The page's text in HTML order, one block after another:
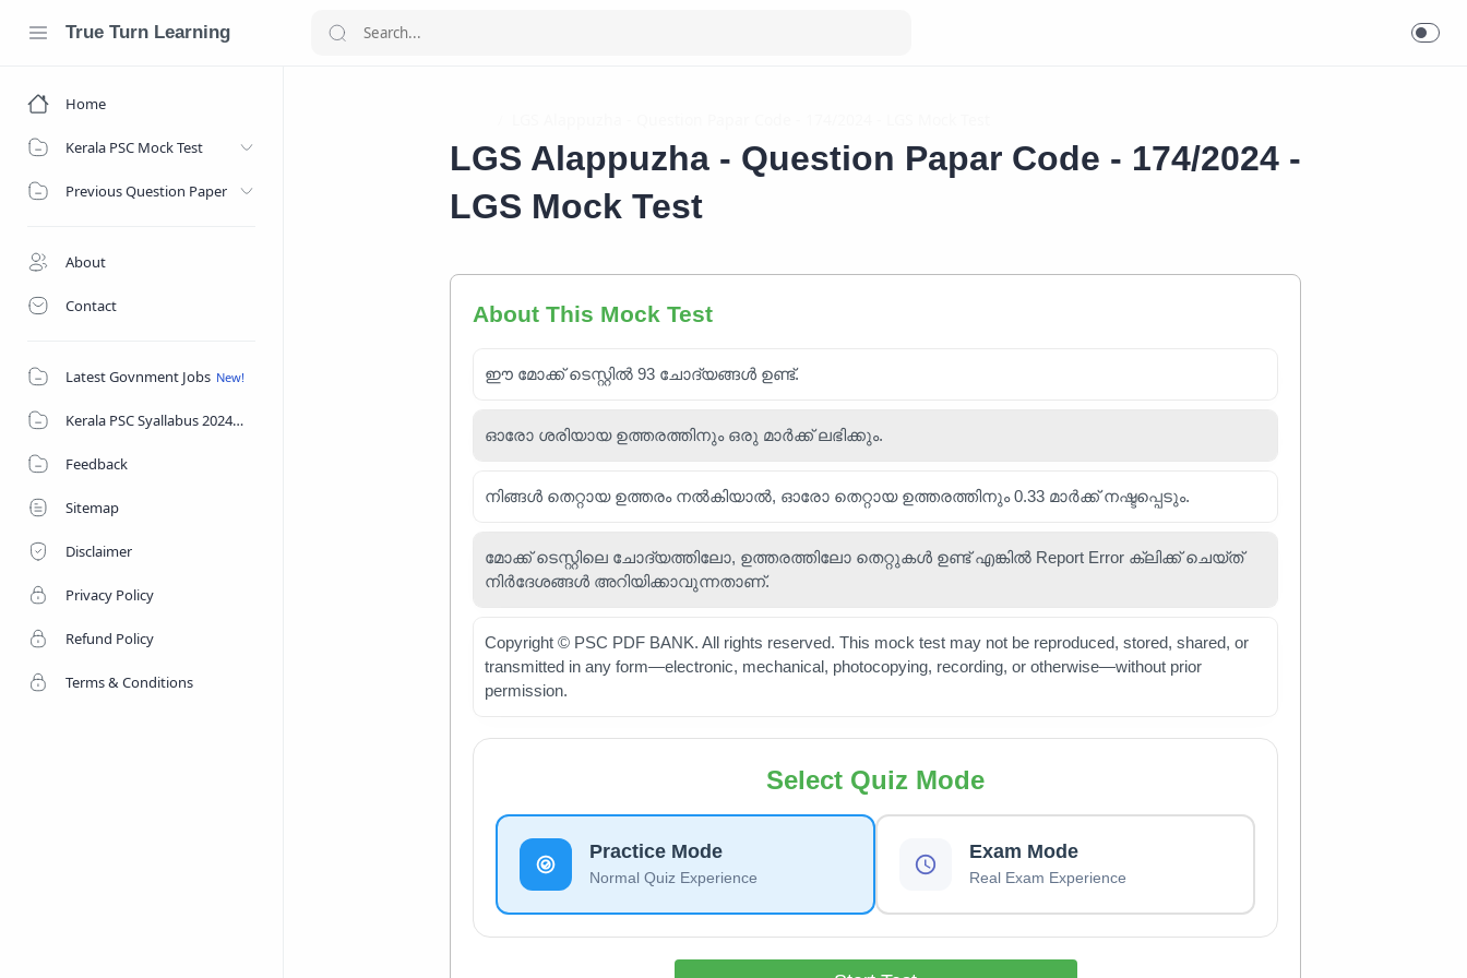
True Turn Learning
Home
Kerala PSC Mock Test
Previous Question Paper
About
Contact
Latest Govnment Jobs
Kerala PSC Syallabus 2024
Feedback
Sitemap
Disclaimer
Privacy Policy
Refund Policy
Terms & Conditions
LGS Alappuzha - Question Papar Code - 174/2024 -
LGS Mock Test
About This Mock Test
ഈ മോക്ക് ടെസ്റ്റിൽ 93 ചോദ്യങ്ങൾ ഉണ്ട്.
ഓരോ ശരിയായ ഉത്തരത്തിനും ഒരു മാർക്ക് ലഭിക്കും.
നിങ്ങൾ തെറ്റായ ഉത്തരം നൽകിയാൽ, ഓരോ തെറ്റായ ഉത്തരത്തിനും 0.33 മാർക്ക് നഷ്ടപ്പെടും.
മോക്ക് ടെസ്റ്റിലെ ചോദ്യത്തിലോ, ഉത്തരത്തിലോ തെറ്റുകൾ ഉണ്ട് എങ്കിൽ Report Error ക്ലിക്ക് ചെയ്ത്
നിർദേശങ്ങൾ അറിയിക്കാവുന്നതാണ്.
Copyright © PSC PDF BANK. All rights reserved. This mock test may not be reproduced, stored, shared, or
transmitted in any form—electronic, mechanical, photocopying, recording, or otherwise—without prior
permission.
Select Quiz Mode
Practice Mode
Normal Quiz Experience
Exam Mode
Real Exam Experience